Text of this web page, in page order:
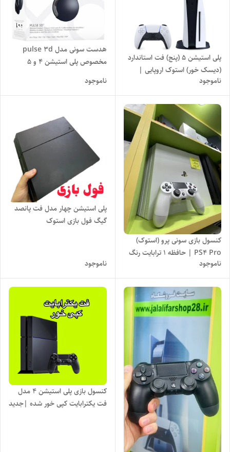
پلی استیشن ۵ (پنج) فت استاندارد
(دیسک خور) استوک اروپایی |
Playstation 5 FAT 825GB
STOCK
ناموجود
هدست سونی مدل pulse 3d
مخصوص پلی استیشن 4 و 5
ناموجود
کنسول بازی سونی پرو (استوک)
PS4 Pro | حافظه 1 ترابایت رنگ
سفید کپی خور
ناموجود
پلی استیشن چهار مدل فت پانصد
گیگ فول بازی استوک
ناموجود
کنسول بازی پلی استیشن 4 مدل
فت یکترابایت کپی خور شده |جدید